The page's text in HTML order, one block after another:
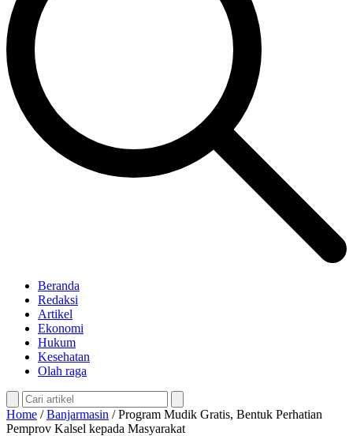
Beranda
Redaksi
Artikel
Ekonomi
Hukum
Kesehatan
Olah raga
Home /Banjarmasin /Program Mudik Gratis, Bentuk Perhatian
Pemprov Kalsel kepada Masyarakat